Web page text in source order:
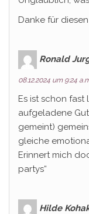
Danke für
Ronald
08.12.2024 um 9:24
Es ist schon
aufgeladene
gemeint)
gleiche
Erinnert mich
partys“
Hilde